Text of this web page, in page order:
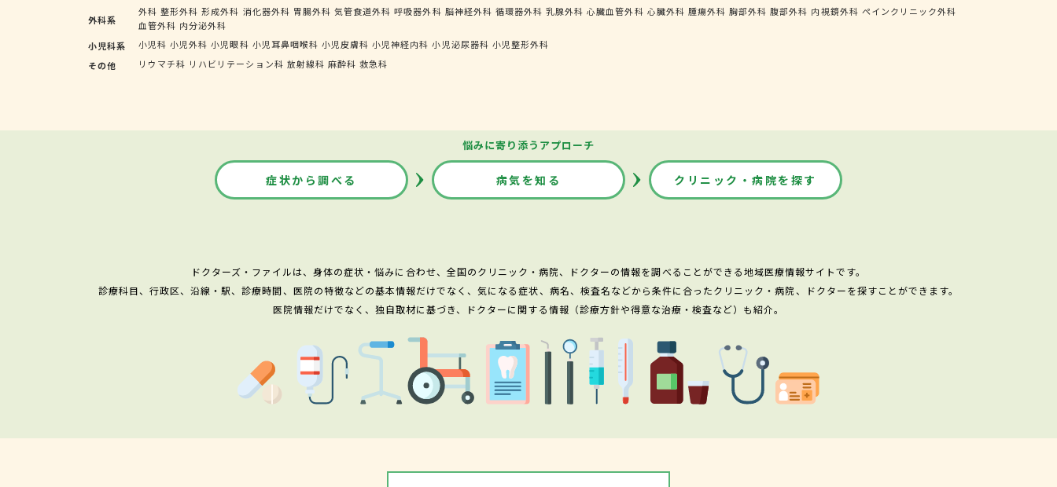
外科系
外科 整形外科 形成外科 消化器外科 胃腸外科 気管食道外科 呼吸器外科 脳神経外科 循環器外科 乳腺外科 心臓血管外科 心臓外科 腫瘍外科 胸部外科 腹部外科 内視鏡外科 ペインクリニック外科
血管外科 内分泌外科
小児科系
小児科 小児外科 小児眼科 小児耳鼻咽喉科 小児皮膚科 小児神経内科 小児泌尿器科 小児整形外科
その他
リウマチ科 リハビリテーション科 放射線科 麻酔科 救急科
悩みに寄り添うアプローチ
症状から調べる 病気を知る クリニック・病院を探す
ドクターズ・ファイルは、身体の症状・悩みに合わせ、全国のクリニック・病院、ドクターの情報を調べることができる地域医療情報サイトです。
診療科目、行政区、沿線・駅、診療時間、医院の特徴などの基本情報だけでなく、気になる症状、病名、検査名などから条件に合ったクリニック・病院、ドクターを探すことができます。
医院情報だけでなく、独自取材に基づき、ドクターに関する情報（診療方針や得意な治療・検査など）も紹介。